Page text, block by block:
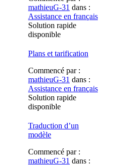
mathieuG-31 dans :
Assistance en français
Solution rapide
disponible
Plans et tarification
Commencé par :
mathieuG-31 dans :
Assistance en français
Solution rapide
disponible
Traduction d’un
modèle
Commencé par :
mathieuG-31 dans :